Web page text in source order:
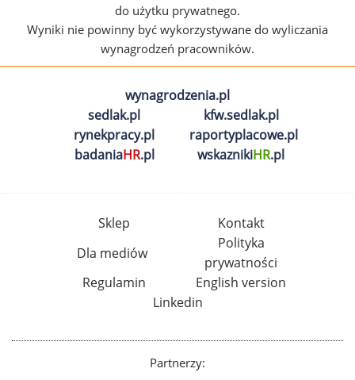
do użytku prywatnego.
Wyniki nie powinny być wykorzystywane do wyliczania
wynagrodzeń pracowników.
wynagrodzenia.pl
sedlak.pl
kfw.sedlak.pl
rynekpracy.pl
raportyplacowe.pl
badaniaHR.pl wskaznikiHR.pl
Sklep
Kontakt
Dla mediów
Polityka
prywatności
Regulamin
English version
Linkedin
Partnerzy: